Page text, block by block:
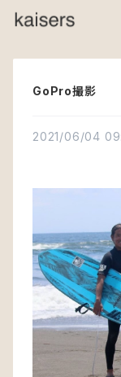
GoPro撮影
2021/06/04